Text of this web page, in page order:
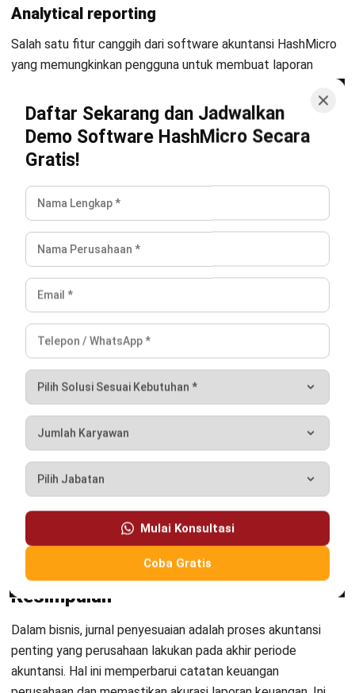
Jalankan Bisnis Lebih Mudah
Bersama HashMicro
Mulai demo gratis hari ini tanpa komitmen. Dapatkan solusi terbaik
untuk bisnis yang lebih efisien.
Wawasan Bisnis